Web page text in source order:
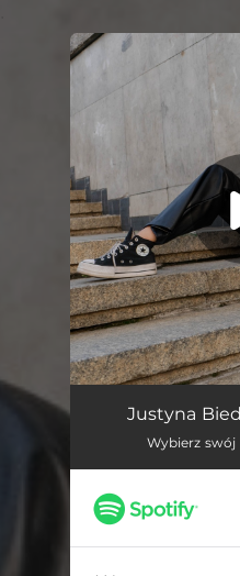
Co JeśliJustyna
Wybierz